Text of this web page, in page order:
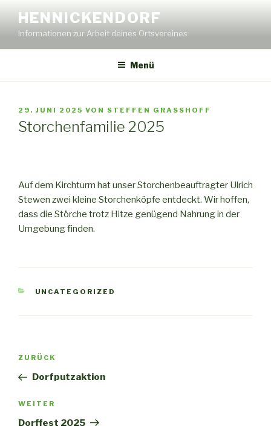
Inhalt
springen
HENNICKENDORF
Informationen zur Arbeit deines Ortsvereines
Menü
VERÖFFENTLICHT
AM
29. JUNI 2025 VON STEFFEN GRASSHOFF
Storchenfamilie 2025
Auf dem Kirchturm hat unser Storchenbeauftragter Ulrich
Stewen zwei kleine Storchenköpfe entdeckt. Wir hoffen,
dass die Störche trotz Hitze genügend Nahrung in der
Umgebung finden.
KATEGORIEN
UNCATEGORIZED
Beitragsnavigation
Vorheriger
Beitrag
ZURÜCK
Dorfputzaktion
Nächster
Beitrag
WEITER
Dorffest 2025